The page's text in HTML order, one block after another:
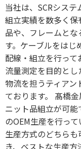
当社は、SCRシス
組立実績を数多く
品や、フレームと
す。ケーブルをはじ
配線・組立を行っ
流量測定を目的と
物流を担うティア
ております。 髙橋
ニット品組立が可
のOEM生産を行っ
生産方式のどちら
き、ベストな生産